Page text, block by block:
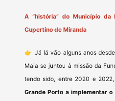
A “história” do Município da
Cupertino de Miranda
👉 Já lá vão alguns anos
Maia se juntou à missão da
tendo sido, entre 2020 e
Grande Porto a implementar